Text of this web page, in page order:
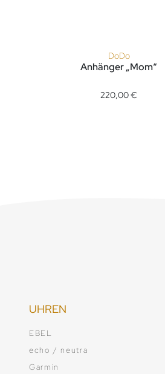
DoDo
Anhänger „Mom“
220,00 €
UHREN
EBEL
echo / neutra
Garmin